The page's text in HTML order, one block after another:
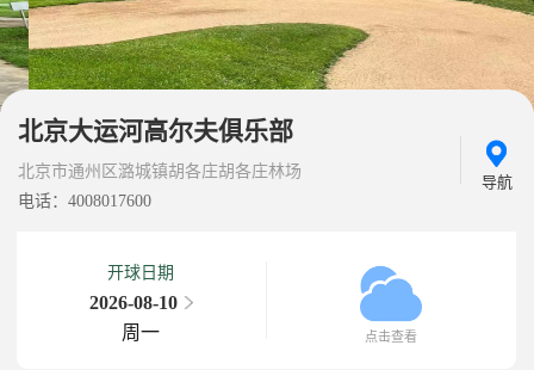
北京大运河高尔夫俱乐部
北京市通州区潞城镇胡各庄胡各庄林场
电话：4008017600
导航
开球日期
2026-08-10
周一
点击查看